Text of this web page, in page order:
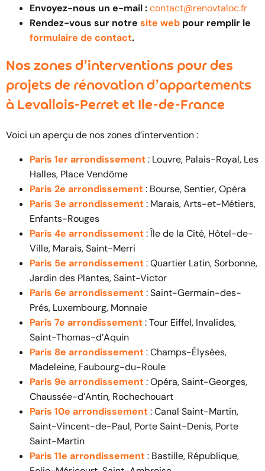
Envoyez-nous un e-mail :contact@renovtaloc.fr
Rendez-vous sur notre site web pour remplir le
formulaire de contact.
Nos zones d’interventions pour des
projets de rénovation d’appartements
à Levallois-Perret et Ile-de-France
Voici un aperçu de nos zones d’intervention :
Paris 1er arrondissement: Louvre, Palais-Royal, Les
Halles, Place Vendôme
Paris 2e arrondissement: Bourse, Sentier, Opéra
Paris 3e arrondissement: Marais, Arts-et-Métiers,
Enfants-Rouges
Paris 4e arrondissement: Île de la Cité, Hôtel-de-
Ville, Marais, Saint-Merri
Paris 5e arrondissement: Quartier Latin, Sorbonne,
Jardin des Plantes, Saint-Victor
Paris 6e arrondissement: Saint-Germain-des-
Prés, Luxembourg, Monnaie
Paris 7e arrondissement: Tour Eiffel, Invalides,
Saint-Thomas-d’Aquin
Paris 8e arrondissement: Champs-Élysées,
Madeleine, Faubourg-du-Roule
Paris 9e arrondissement: Opéra, Saint-Georges,
Chaussée-d’Antin, Rochechouart
Paris 10e arrondissement: Canal Saint-Martin,
Saint-Vincent-de-Paul, Porte Saint-Denis, Porte
Saint-Martin
Paris 11e arrondissement: Bastille, République,